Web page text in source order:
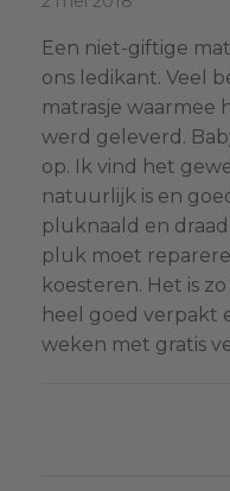
Een niet-giftige
ons ledikant. Veel
matrasje waarmee
werd geleverd.
op. Ik vind het
natuurlijk is en
pluknaald en
pluk moet
koesteren. Het is
heel goed verpakt
weken met gratis